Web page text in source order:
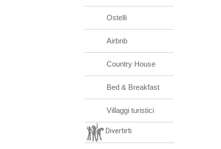
Ostelli
Airbnb
Country House
Bed & Breakfast
Villaggi turistici
Divertirti